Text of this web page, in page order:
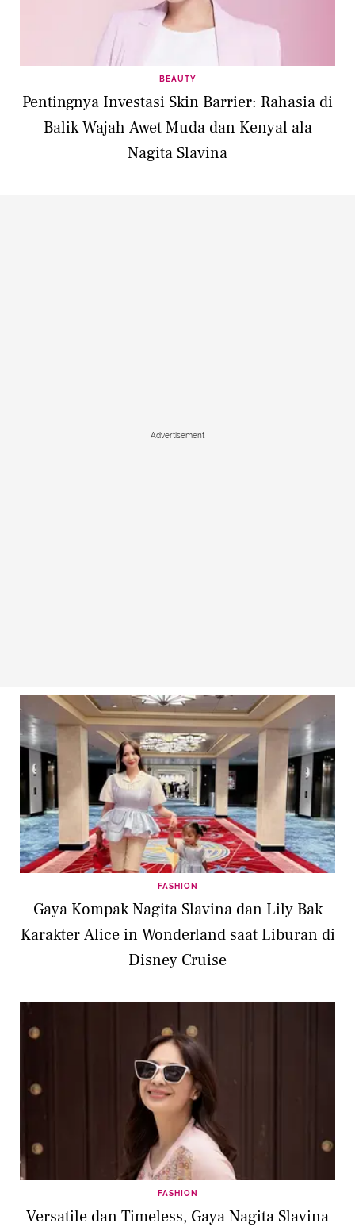
BEAUTY
Pentingnya Investasi Skin Barrier: Rahasia di
Balik Wajah Awet Muda dan Kenyal ala
Nagita Slavina
Advertisement
FASHION
Gaya Kompak Nagita Slavina dan Lily Bak
Karakter Alice in Wonderland saat Liburan di
Disney Cruise
FASHION
Versatile dan Timeless, Gaya Nagita Slavina